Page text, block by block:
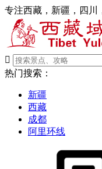
专注西藏，新疆，四川

热门搜索：
新疆
西藏
成都
阿里环线